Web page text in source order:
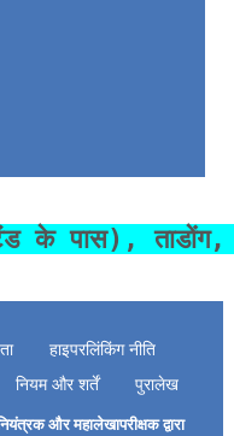
के पास),
हाइपरलिंकिंग नीति
नियम और शर्तें पुरालेख
और महालेखापरीक्षक द्वारा